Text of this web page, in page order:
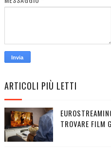
ARTICOLI PIÙ LETTI
TROVARE FILM